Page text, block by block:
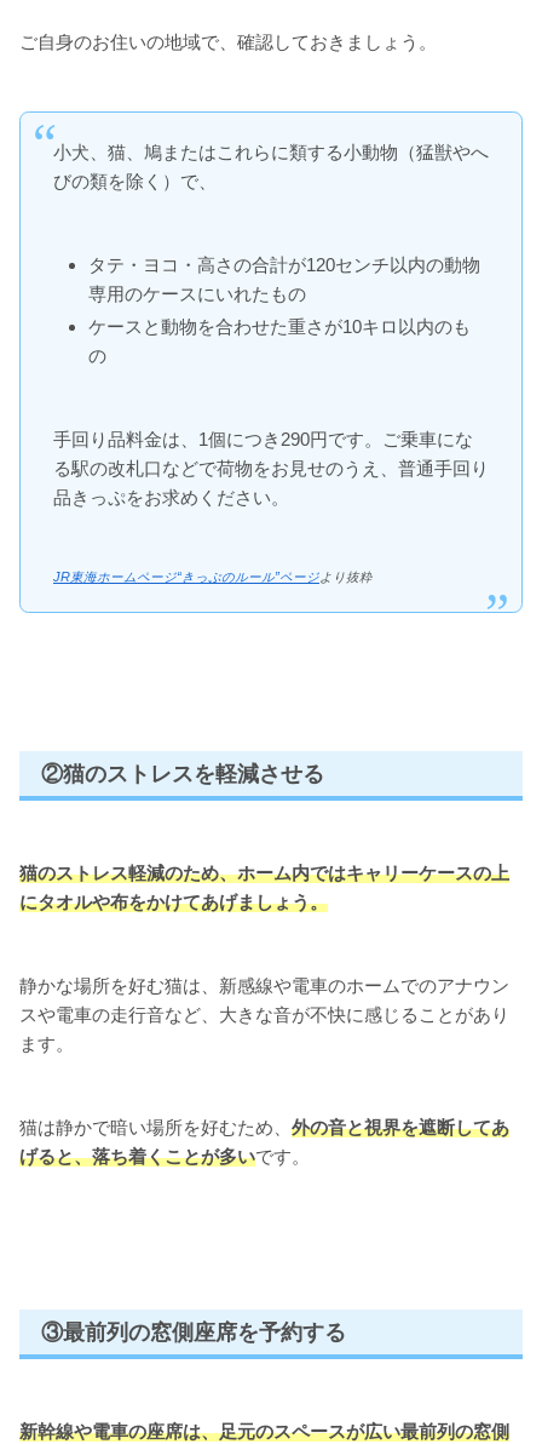
ご自身のお住いの地域で、確認しておきましょう。
小犬、猫、鳩またはこれらに類する小動物（猛獣やへ
びの類を除く）で、
タテ・ヨコ・高さの合計が120センチ以内の動物
専用のケースにいれたもの
ケースと動物を合わせた重さが10キロ以内のも
の
手回り品料金は、1個につき290円です。ご乗車にな
る駅の改札口などで荷物をお見せのうえ、普通手回り
品きっぷをお求めください。
JR東海ホームページ“きっぷのルール”ページより抜粋
②猫のストレスを軽減させる
猫のストレス軽減のため、ホーム内ではキャリーケースの上
にタオルや布をかけてあげましょう。
静かな場所を好む猫は、新感線や電車のホームでのアナウン
スや電車の走行音など、大きな音が不快に感じることがあり
ます。
猫は静かで暗い場所を好むため、 外の音と視界を遮断してあ
げると、落ち着くことが多いです。
③最前列の窓側座席を予約する
新幹線や電車の座席は、足元のスペースが広い最前列の窓側